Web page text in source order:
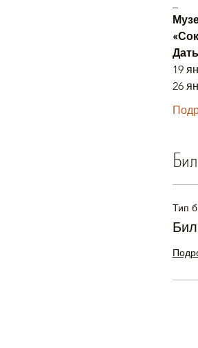
19
26
Тип